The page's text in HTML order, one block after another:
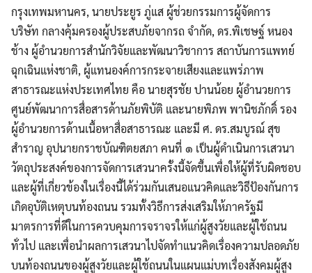
กรุงเทพมหานคร, นายประยูร ภู่แส ผู้ช่วยกรรมการผู้จัดการ
บริษัท กลางคุ้มครองผู้ประสบภัยจากรถ จำกัด, ดร.พิเชษฐ์ หนอง
ช้าง ผู้อำนวยการสำนักวิจัยและพัฒนาวิชาการ สถาบันการแพทย์
ฉุกเฉินแห่งชาติ, ผู้แทนองค์การกระจายเสียงและแพร่ภาพ
สาธารณะแห่งประเทศไทย คือ นายสุรชัย ปานน้อย ผู้อำนวยการ
ศูนย์พัฒนาการสื่อสารด้านภัยพิบัติ และนายพิภพ พานิชภักดิ์ รอง
ผู้อำนวยการด้านเนื้อหาสื่อสาธารณะ และมี ศ. ดร.สมบูรณ์ สุข
สำราญ อุปนายกราชบัณฑิตยสภา คนที่ ๑ เป็นผู้ดำเนินการเสวนา
วัตถุประสงค์ของการจัดการเสวนาครั้งนี้จัดขึ้นเพื่อให้ผู้ที่รับผิดชอบ
และผู้ที่เกี่ยวข้องในเรื่องนี้ได้ร่วมกันเสนอแนวคิดและวิธีป้องกันการ
เกิดอุบัติเหตุบนท้องถนน รวมทั้งวิธีการส่งเสริมให้ภาครัฐมี
มาตรการที่ดีในการควบคุมการจราจรให้แก่ผู้สูงวัยและผู้ใช้ถนน
ทั่วไป และเพื่อนำผลการเสวนาไปจัดทำแนวคิดเรื่องความปลอดภัย
บนท้องถนนของผู้สูงวัยและผู้ใช้ถนนในแผนแม่บทเรื่องสังคมผู้สูง